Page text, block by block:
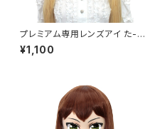
プレミアム専用レンズアイ た-レ
ッド Premium Lens Eye TA-
Red
¥1,100